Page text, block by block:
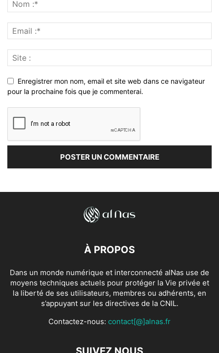
Enregistrer mon nom, email et site web dans ce navigateur
pour la prochaine fois que je commenterai.
À PROPOS
Dans un monde numérique et interconnecté alNas use de
moyens techniques actuels pour protéger la Vie privée et
la liberté de ses utilisateurs, membres ou adhérents, en
s’appuyant sur les directives de la CNIL.
Contactez-nous: contact[@]alnas.fr